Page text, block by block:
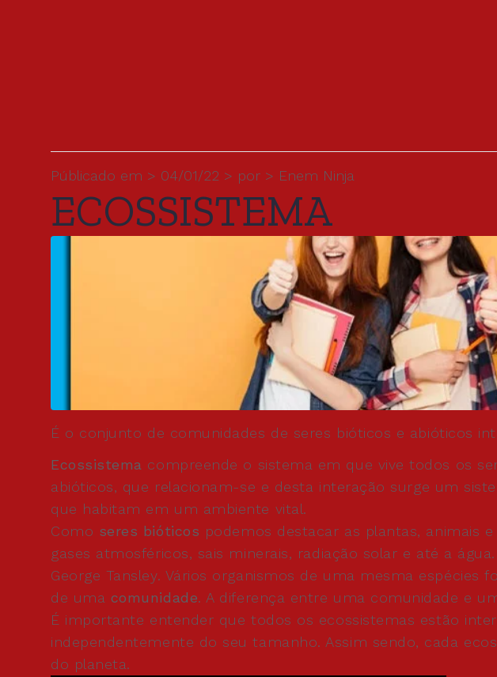
Públicado em > 04/01/22 > por > Enem Ninja
ECOSSISTEMA
É o conjunto de comunidades de seres bióticos e abióticos
Ecossistema compreende o sistema em que vive todos os
abióticos, que relacionam-se e desta interação surge um
que habitam em um ambiente vital.
Como seres bióticos podemos destacar as plantas, animais
gases atmosféricos, sais minerais, radiação solar e até a
George Tansley. Vários organismos de uma mesma espécies
de uma comunidade. A diferença entre uma comunidade e
É importante entender que todos os ecossistemas estão
independentemente do seu tamanho. Assim sendo, cada
do planeta.